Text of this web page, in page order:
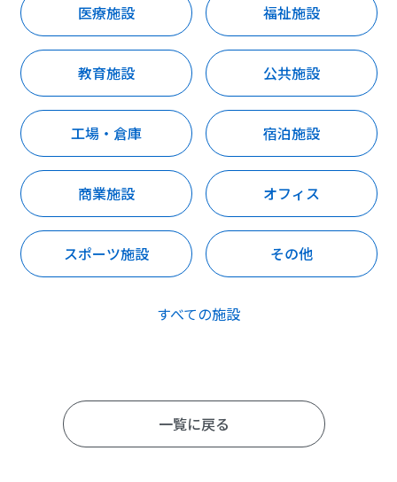
医療施設 福祉施設
教育施設 公共施設
工場・倉庫 宿泊施設
商業施設 オフィス
スポーツ施設 その他
すべての施設
一覧に戻る